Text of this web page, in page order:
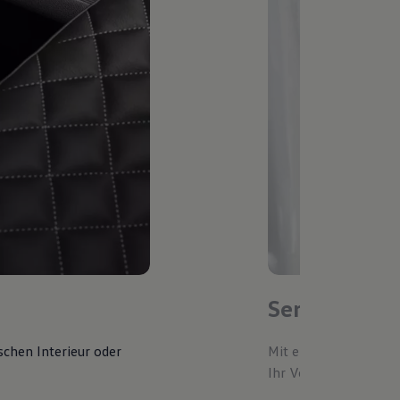
Interieur oder
Service-
Mit einem
Ihr Volkswagen